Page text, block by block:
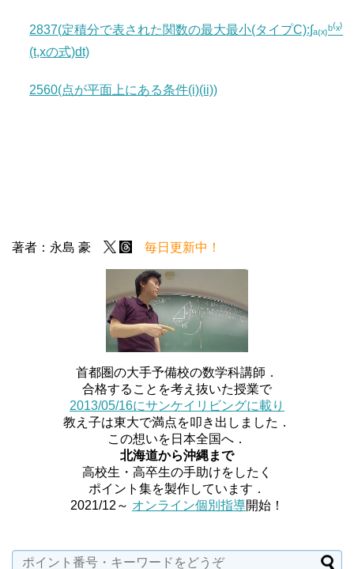
2837(定積分で表された関数の最大最小(タイプC):∫ₐ₍ₓ₎ᵇ⁽ˣ⁾
(t,xの式)dt)
2560(点が平面上にある条件(i)(ii))
著者：永島 豪 毎日更新中！
首都圏の大手予備校の数学科講師．
合格することを考え抜いた授業で
2013/05/16にサンケイリビングに載り
教え子は東大で満点を叩き出しました．
この想いを日本全国へ．
北海道から沖縄まで
高校生・高卒生の手助けをしたく
ポイント集を製作しています．
2021/12～ オンライン個別指導開始！